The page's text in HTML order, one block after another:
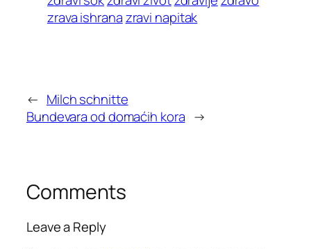
zrava ishranazravi napitak
← Milch schnitte
Bundevara od domaćih kora →
Comments
Leave a Reply